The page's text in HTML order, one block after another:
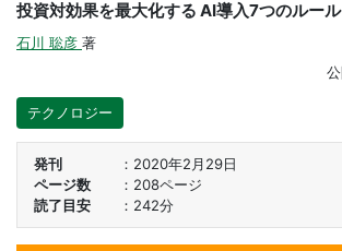
投資対効果を最大化する AI導入7つのルール
石川 聡彦 著
テクノロジー
発刊
2020年2月29日
ページ数
208ページ
読了目安
242分